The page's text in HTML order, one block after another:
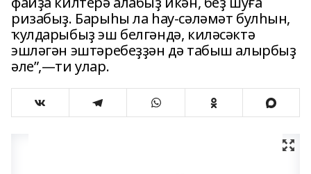
ризабыҙ. Барыһы ла һау-сәләмәт булһын,
ҡулдарыбыҙ эш белгәндә, киләсәктә
эшләгән эштәребеҙҙән дә табыш алырбыҙ
әле”,—ти улар.